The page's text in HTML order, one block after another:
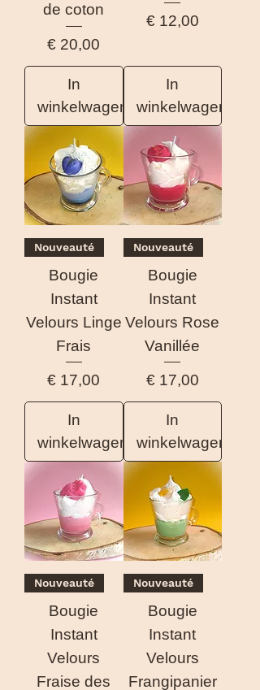
de coton
Prijs
€ 20,00
In
winkelwagen
Prijs
€ 12,00
In
winkelwagen
Nouveauté
Bougie
Instant
Velours Linge
Frais
Prijs
€ 17,00
In
winkelwagen
Nouveauté
Bougie
Instant
Velours Rose
Vanillée
Prijs
€ 17,00
In
winkelwagen
Nouveauté
Bougie
Instant
Velours
Fraise des
Nouveauté
Bougie
Instant
Velours
Frangipanier